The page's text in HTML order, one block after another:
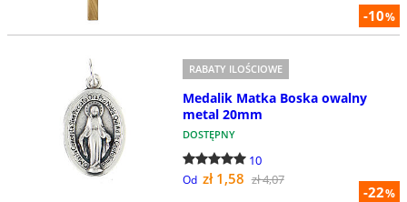
-10%
-22%
RABATY ILOŚCIOWE
Medalik Matka Boska owalny
metal 20mm
DOSTĘPNY
10
Od zł 1,58 zł 4,07